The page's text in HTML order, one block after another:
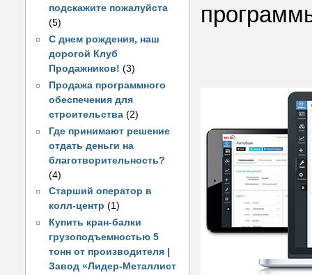
подскажите пожалуйста
(5)
С днем рождения, наш
дорогой Клуб
Продажников! (3)
Продажа программного
обеспечения для
строительства (2)
Где принимают решение
отдать деньги на
благотворительность?
(4)
Старший оператор в
колл-центр (1)
Купить кран-балки
грузоподъемностью 5
тонн от производителя |
Завод «Лидер-Металлист